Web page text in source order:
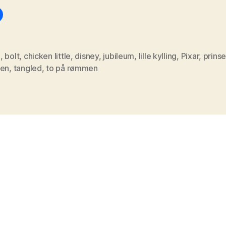
, bolt, chicken little, disney, jubileum, lille kylling, Pixar,
, tangled,to på rømmen